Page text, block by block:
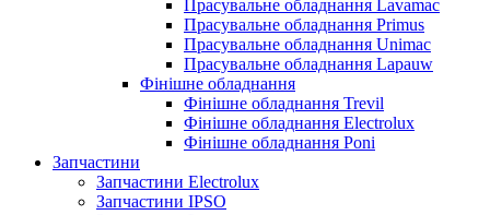
Прасувальне обладнання Lavamac
Прасувальне обладнання Primus
Прасувальне обладнання Unimac
Прасувальне обладнання Lapauw
Фінішне обладнання
Фінішне обладнання Trevil
Фінішне обладнання Electrolux
Фінішне обладнання Poni
Запчастини
Запчастини Electrolux
Запчастини IPSO